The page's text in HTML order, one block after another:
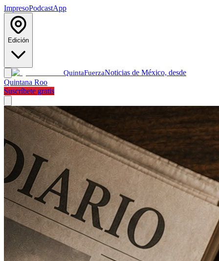
ImpresoPodcastApp
Edición
QuintaFuerzaNoticias de México, desde
Quintana Roo
Suscríbete gratis